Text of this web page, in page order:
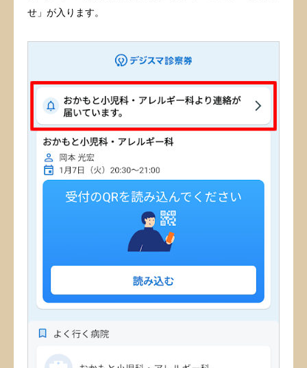
せ」が入ります。